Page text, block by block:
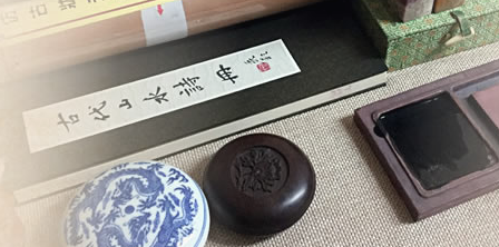
欢迎来到刘丽颖文艺网官网！！